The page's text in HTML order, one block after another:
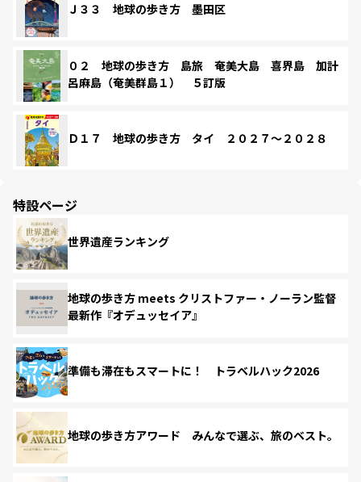
Ｊ３３ 地球の歩き方 墨田区
０２ 地球の歩き方 島旅 奄美大島 喜界島 加計
呂麻島（奄美群島１） ５訂版
Ｄ１７ 地球の歩き方 タイ ２０２７～２０２８
特設ページ
世界遺産ランキング
地球の歩き方 meets クリストファー・ノーラン監督
最新作『オデュッセイア』
準備も滞在もスマートに！ トラベルハック2026
地球の歩き方アワード みんなで選ぶ、旅のベスト。